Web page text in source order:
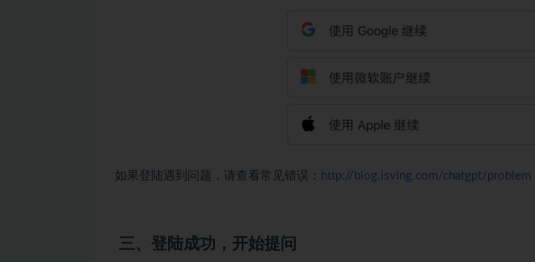
如果登陆遇到问题，请查看常见错误： http://blog.isving.com/chatgpt/problem
三、登陆成功，开始提问